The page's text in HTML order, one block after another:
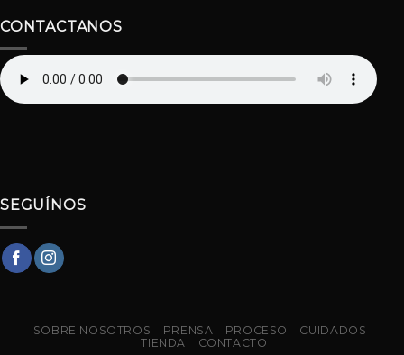
CONTACTANOS
SEGUÍNOS
SOBRE NOSOTROS PRENSA PROCESO
CUIDADOS
TIENDA
CONTACTO